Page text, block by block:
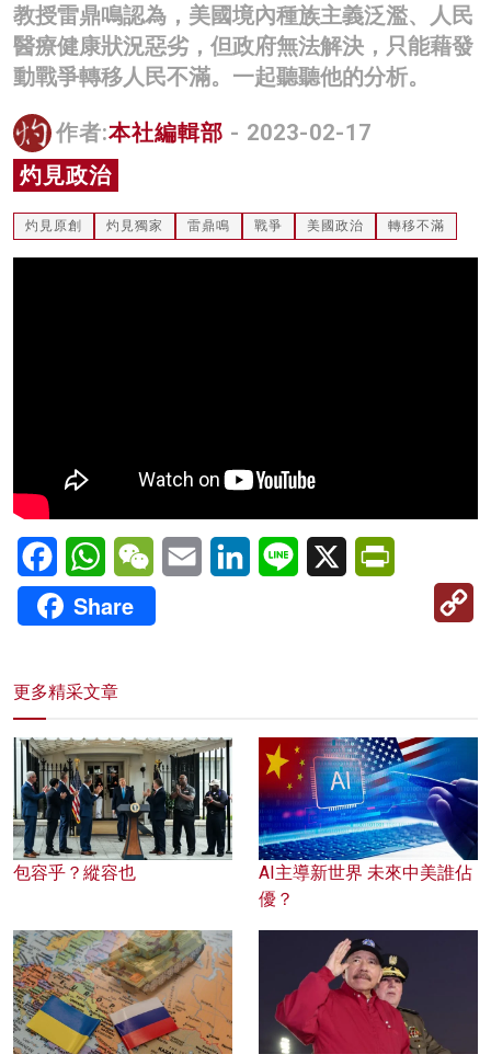
名家榜
灼見活動
關於我們
教授雷鼎鳴認為，美國境內種族主義泛濫、人民
醫療健康狀況惡劣，但政府無法解決，只能藉發
動戰爭轉移人民不滿。一起聽聽他的分析。
作者:本社編輯部 - 2023-02-17
灼見政治
灼見原創 灼見獨家 雷鼎鳴 戰爭 美國政治 轉移不滿
FacebookWhatsAppWeChatEmail LinkedInLine X
Share
更多精采文章
包容乎？縱容也
AI主導新世界 未來中美誰佔
優？